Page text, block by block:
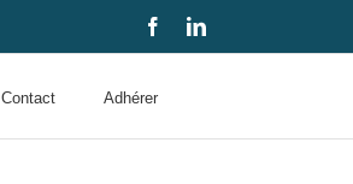
FacebookLinkedIn
Contact Adhérer